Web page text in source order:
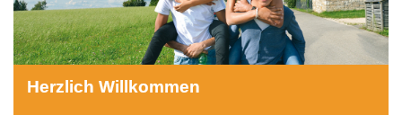
Herzlich Willkommen